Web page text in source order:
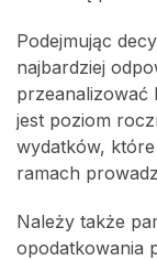
Podejmując
najbardziej
przeanalizować
jest poziom
wydatków,
ramach
Należy także
opodatkowania